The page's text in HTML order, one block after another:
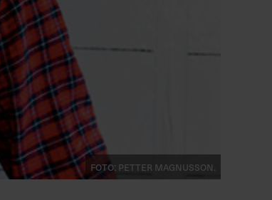
Foto: Petter Magnusson.